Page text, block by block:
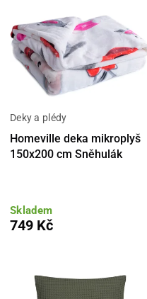
Deky a plédy
Homeville deka mikroplyš
150x200 cm Sněhulák
Skladem
749 Kč